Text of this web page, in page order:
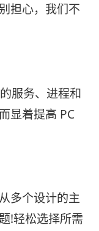
担心，我们不
服务、进程和
显着提高 PC
多个设计的主
!轻松选择所需